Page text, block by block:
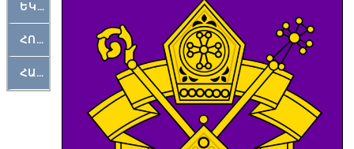
ԵԿԵՂԵՑԱԿԱՆ
ՀՈԳԵՄՏԱՒՈՐ
ՀԱՐԹԱԿ